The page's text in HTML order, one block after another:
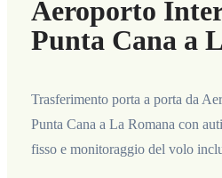
Aeroporto
Punta Cana a
Trasferimento porta a porta da
Punta Cana a La Romana con
fisso e monitoraggio del volo